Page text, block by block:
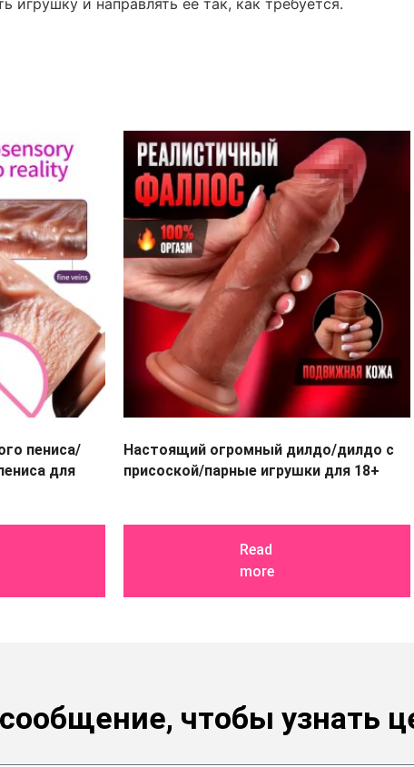
пениса/
для
Настоящий огромный дилдо/дилдо с
присоской/парные игрушки для 18+
Read
more
чтобы узнать